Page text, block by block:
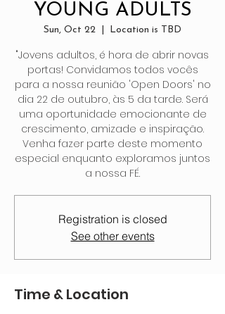
YOUNG ADULTS
Sun, Oct 22 Location is TBD
"Jovens adultos, é hora de abrir novas
portas! Convidamos todos vocês
para a nossa reunião 'Open Doors' no
dia 22 de outubro, às 5 da tarde. Será
uma oportunidade emocionante de
crescimento, amizade e inspiração.
Venha fazer parte deste momento
especial enquanto exploramos juntos
a nossa FÉ.
Registration is closed
See other events
Time & Location